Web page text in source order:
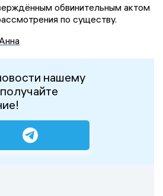
обвинительным актом
по существу.
нашему